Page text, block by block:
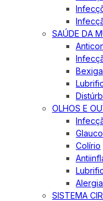
SAÚDE DA
OLHOS E
Colírio
SISTEMA